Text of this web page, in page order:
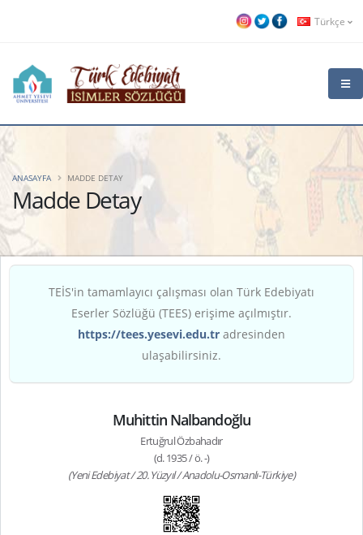
Türkçe
Madde Detay
ANASAYFA MADDE DETAY
TEİS'in tamamlayıcı çalışması olan Türk Edebiyatı
Eserler Sözlüğü (TEES) erişime açılmıştır.
https://tees.yesevi.edu.tr adresinden
ulaşabilirsiniz.
Muhittin Nalbandoğlu
Ertuğrul Özbahadır
(d. 1935 / ö. -)
(Yeni Edebiyat / 20. Yüzyıl / Anadolu-Osmanlı-Türkiye)